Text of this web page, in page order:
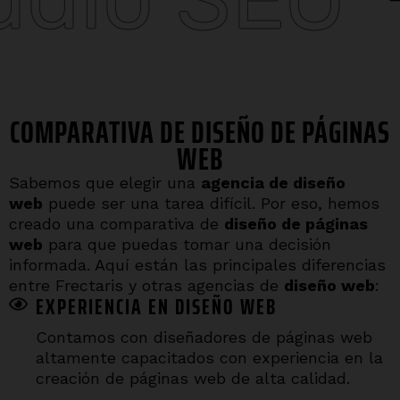
COMPARATIVA DE DISEÑO DE PÁGINAS
WEB
Sabemos que elegir una agencia de diseño
web puede ser una tarea difícil. Por eso, hemos
creado una comparativa de diseño de páginas
web para que puedas tomar una decisión
informada. Aquí están las principales diferencias
entre Frectaris y otras agencias de diseño web:
EXPERIENCIA EN DISEÑO WEB
Contamos con diseñadores de páginas web
altamente capacitados con experiencia en la
creación de páginas web de alta calidad.